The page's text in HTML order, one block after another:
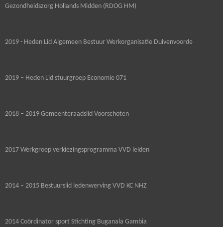
Gezondheidszorg Hollands Midden (RDOG HM)
2019 - Heden Lid Algemeen Bestuur Werkorganisatie Duivenvoorde
2019 – Heden Lid stuurgroep Economie 071
2018 – 2019 Gemeenteraadslid Voorschoten
2017 Werkgroep verkiezingsprogramma VVD leiden
2014 – 2015 Bestuurslid ledenwerving VVD KC NHZ
2014 Coördinator sport Stichting Buganala Gambia